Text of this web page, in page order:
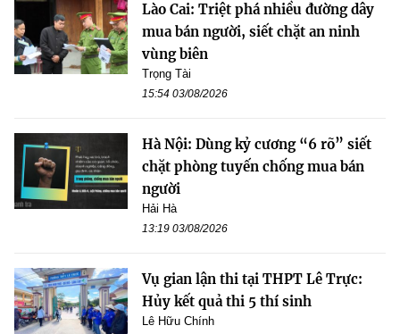
Lào Cai: Triệt phá nhiều đường dây
mua bán người, siết chặt an ninh
vùng biên
Trọng Tài
15:54 03/08/2026
Hà Nội: Dùng kỷ cương “6 rõ” siết
chặt phòng tuyến chống mua bán
người
Hải Hà
13:19 03/08/2026
Vụ gian lận thi tại THPT Lê Trực:
Hủy kết quả thi 5 thí sinh
Lê Hữu Chính